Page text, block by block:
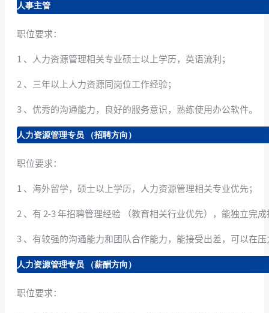
人事主管
职位要求：
1 、人力资源管理相关专业硕士以上学历，英语流利；
2 、三年以上人力资源同岗位工作经验；
3 、优秀的沟通能力，良好的服务意识，熟练使用办公软件。
人力资源管理专员 （招聘方向）
职位要求：
1 、海外留学，硕士以上学历，人力资源管理相关专业优先；
2 、有 2-3 年招聘管理经验 （教育相关行业优先），能独立完
3 、有较强的沟通能力和团队合作能力，能接受出差，可以在
人力资源管理专员 （薪酬方向）
职位要求：